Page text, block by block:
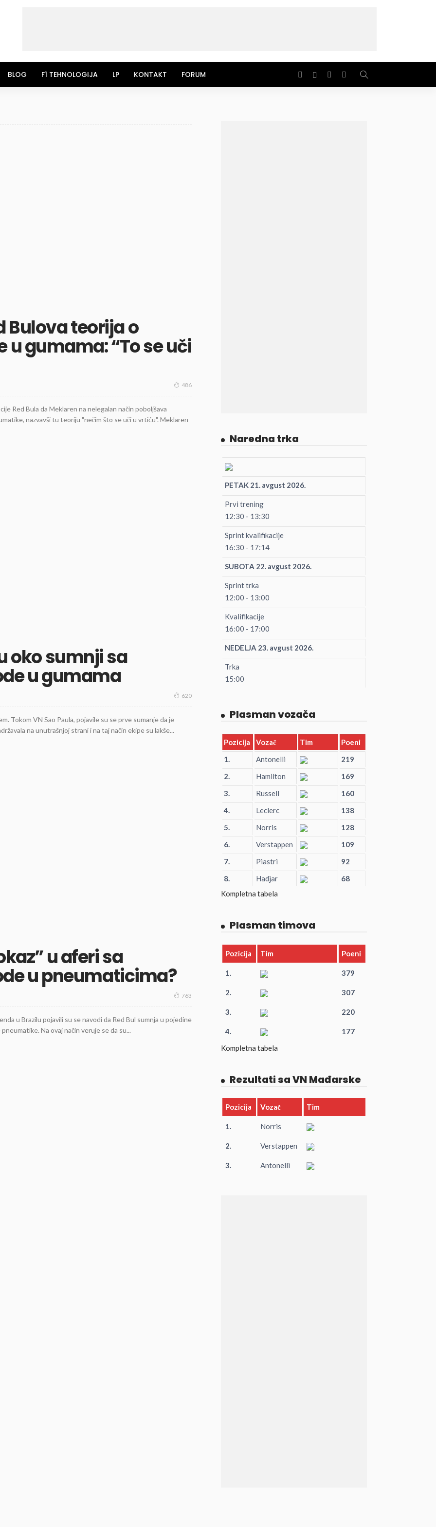
BLOG F1 TEHNOLOGIJA LP KONTAKT FORUM
Bulova teorija o
gumama: “To se uči
486
Red Bula da Meklaren na nelegalan način poboljšava
nazvavši tu teoriju "nečim što se uči u vrtiću". Meklaren
oko sumnji sa
u gumama
620
Tokom VN Sao Paula, pojavile su se prve sumanje da je
na unutrašnjoj strani i na taj način ekipe su lakše...
u aferi sa
u pneumaticima?
763
u Brazilu pojavili su se navodi da Red Bul sumnja u pojedine
Na ovaj način veruje se da su...
Naredna trka
PETAK 21. avgust 2026.
Prvi trening
12:30 - 13:30
Sprint kvalifikacije
16:30 - 17:14
SUBOTA 22. avgust 2026.
Sprint trka
12:00 - 13:00
Kvalifikacije
16:00 - 17:00
NEDELJA 23. avgust 2026.
Trka
15:00
Plasman vozača
Pozicija Vozač Tim
Poeni
1.
Antonelli
219
2.
Hamilton
169
3.
Russell
160
4.
Leclerc
138
5.
Norris
128
6.
Verstappen
109
7.
Piastri
92
8.
Hadjar
68
Kompletna tabela
Plasman timova
Pozicija Tim Poeni
1. 379
2. 307
3. 220
4.
177
Kompletna tabela
Rezultati sa VN Mađarske
Pozicija Vozač Tim
1. Norris
2. Verstappen
3. Antonelli